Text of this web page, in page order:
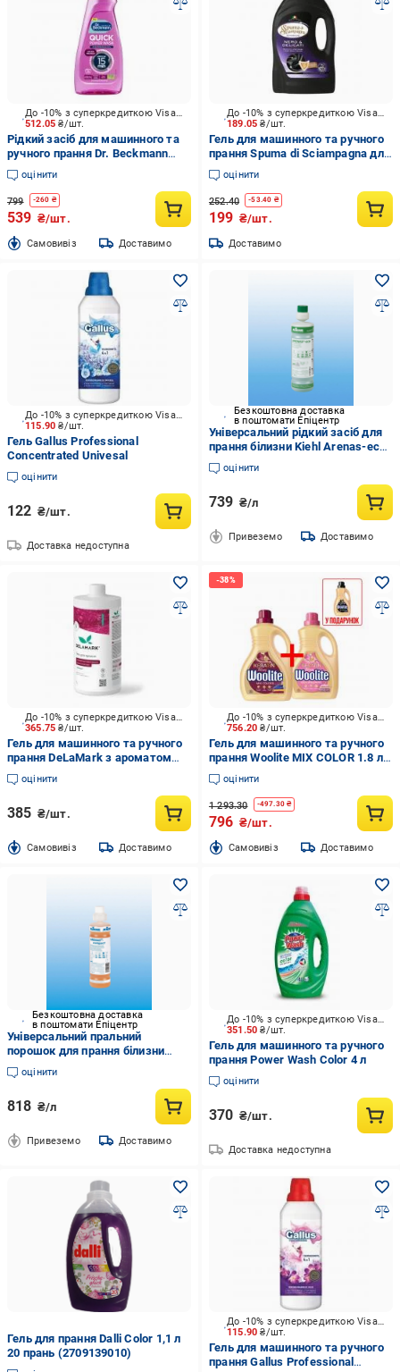
512.05₴/шт.
До -10% з суперкредиткою Visa Вигода
Рідкий засіб для машинного та
ручного прання Dr. Beckmann
для швидкого прання Колор 0,8 л
оцінити
799 -260 ₴
539 ₴/шт.
Cамовивіз Доставимо
189.05₴/шт.
До -10% з суперкредиткою Visa Вигода
Гель для машинного та ручного
прання Spuma di Sciampagna для
чорної тканини 1,35 л
оцінити
252.40 -53.40 ₴
199 ₴/шт.
Доставимо
115.90₴/шт.
До -10% з суперкредиткою Visa Вигода
Гель Gallus Professional
Concentrated Univesal
оцінити
122 ₴/шт.
Доставка недоступна
Безкоштовна доставка
в поштомати Епіцентр
Універсальний рідкий засіб для
прання білизни Kiehl Arenas-eco
1 л (1398858439)
оцінити
739 ₴/л
Привеземо Доставимо
365.75₴/шт.
До -10% з суперкредиткою Visa Вигода
Гель для машинного та ручного
прання DeLaMark з ароматом
чорної вишні, замші та тютюну
1 л
оцінити
385 ₴/шт.
Cамовивіз Доставимо
756.20₴/шт.
До -10% з суперкредиткою Visa Вигода
Гель для машинного та ручного
прання Woolite MIX COLOR 1.8 л +
DELICAT WOOL ( Black 0.9 л у
подарунок)
оцінити
1 293.30 -497.30₴
796 ₴/шт.
Cамовивіз Доставимо
Безкоштовна доставка
в поштомати Епіцентр
Універсальний пральний
порошок для прання білизни
Kiehl Arenas-compact 1 л
(33956430)
оцінити
818 ₴/л
Привеземо Доставимо
351.50₴/шт.
До -10% з суперкредиткою Visa Вигода
Гель для машинного та ручного
прання Power Wash Color 4 л
оцінити
370 ₴/шт.
Доставка недоступна
Гель для прання Dalli Color 1,1 л
20 прань (2709139010)
115.90₴/шт.
До -10% з суперкредиткою Visa Вигода
Гель для машинного та ручного
прання Gallus Professional